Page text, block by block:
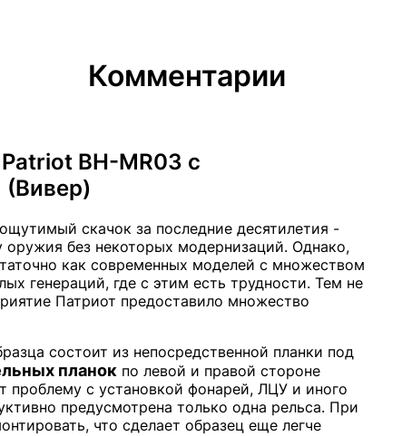
Комментарии
BH-MR03 с
(Вивер)
скачок за последние десятилетия -
оружия без некоторых модернизаций. Однако,
как современных моделей с множеством
генераций, где с этим есть трудности. Тем не
Патриот предоставило множество
состоит из непосредственной планки под
планокпо левой и правой стороне
проблему с установкой фонарей, ЛЦУ и иного
предусмотрена только одна рельса. При
что сделает образец еще легче